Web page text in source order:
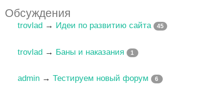
Обсуждения
trovlad → Идеи по развитию сайта 45
trovlad→ Баны и наказания 1
admin→ Тестируем новый форум 6